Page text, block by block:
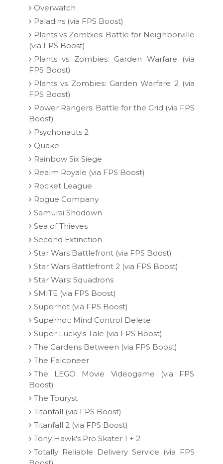
Overwatch
Paladins (via FPS Boost)
Plants vs Zombies: Battle for Neighborville
(via FPS Boost)
Plants vs Zombies: Garden Warfare (via
FPS Boost)
Plants vs Zombies: Garden Warfare 2 (via
FPS Boost)
Power Rangers: Battle for the Grid (via FPS
Boost)
Psychonauts 2
Quake
Rainbow Six Siege
Realm Royale (via FPS Boost)
Rocket League
Rogue Company
Samurai Shodown
Sea of Thieves
Second Extinction
Star Wars Battlefront (via FPS Boost)
Star Wars Battlefront 2 (via FPS Boost)
Star Wars: Squadrons
SMITE (via FPS Boost)
Superhot (via FPS Boost)
Superhot: Mind Control Delete
Super Lucky's Tale (via FPS Boost)
The Gardens Between (via FPS Boost)
The Falconeer
The LEGO Movie Videogame (via FPS
Boost)
The Touryst
Titanfall (via FPS Boost)
Titanfall 2 (via FPS Boost)
Tony Hawk's Pro Skater 1 + 2
Totally Reliable Delivery Service (via FPS